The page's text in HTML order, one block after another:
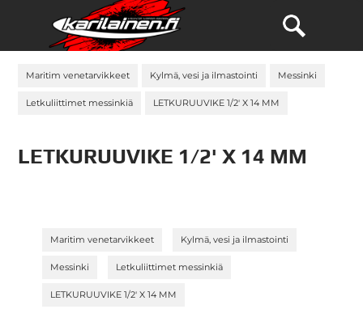
Maritim venetarvikkeet Kylmä, vesi ja ilmastointi Messinki
Letkuliittimet messinkiä LETKURUUVIKE 1/2' X 14 MM
LETKURUUVIKE 1/2' X 14 MM
Maritim venetarvikkeet Kylmä, vesi ja ilmastointi
Messinki Letkuliittimet messinkiä
LETKURUUVIKE 1/2' X 14 MM